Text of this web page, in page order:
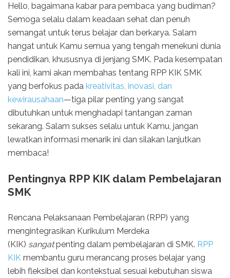
Hello, bagaimana kabar para pembaca yang budiman?
Semoga selalu dalam keadaan sehat dan penuh
semangat untuk terus belajar dan berkarya. Salam
hangat untuk Kamu semua yang tengah menekuni dunia
pendidikan, khususnya di jenjang SMK. Pada kesempatan
kali ini, kami akan membahas tentang RPP KIK SMK
yang berfokus pada kreativitas, inovasi, dan
kewirausahaan—tiga pilar penting yang sangat
dibutuhkan untuk menghadapi tantangan zaman
sekarang. Salam sukses selalu untuk Kamu, jangan
lewatkan informasi menarik ini dan silakan lanjutkan
membaca!
Pentingnya RPP KIK dalam Pembelajaran
SMK
Rencana Pelaksanaan Pembelajaran (RPP) yang
mengintegrasikan Kurikulum Merdeka
(KIK) sangatpenting dalam pembelajaran di SMK. RPP
KIK membantu guru merancang proses belajar yang
lebih fleksibel dan kontekstual sesuai kebutuhan siswa